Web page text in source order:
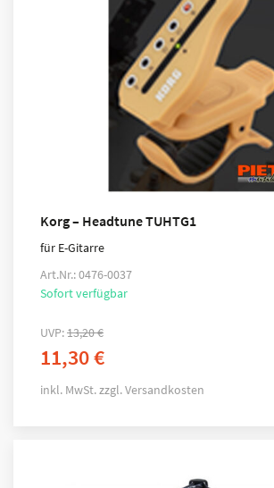
Korg – Headtune TUHTG1
für E-Gitarre
Art.Nr.: 0476-0037
Sofort verfügbar
UVP:13,20€
11,30€
inkl. MwSt. zzgl.Versandkosten